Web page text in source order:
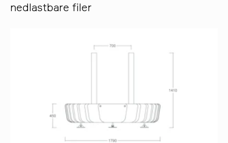
nedlastbare filer